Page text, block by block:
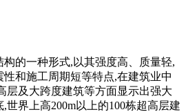
的一种形式,以其强度高、质量轻,
和施工周期短等特点,在建筑业中
层及大跨度建筑等方面显示出强大
世界上高200m以上的100栋超高层建